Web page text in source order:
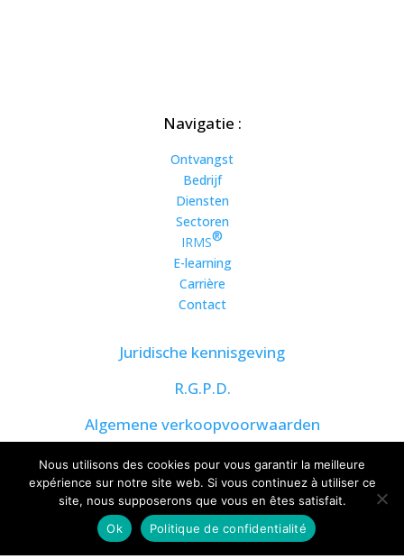
Navigatie :
Ontvangst
Bedrijf
Diensten
Sectoren
IRMS®
E-learning
Carrière
Contact
Juridische kennisgeving
R.G.P.D.
Algemene verkoopvoorwaarden
Nous utilisons des cookies pour vous garantir la meilleure
expérience sur notre site web. Si vous continuez à utiliser ce
site, nous supposerons que vous en êtes satisfait.
Ok
Politique de confidentialité